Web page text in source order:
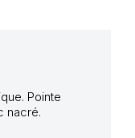
Pointe
nacré.